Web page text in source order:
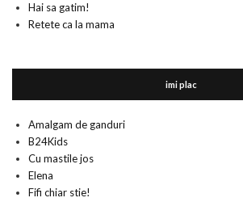
Hai sa gatim!
Retete ca la mama
imi plac
Amalgam de ganduri
B24Kids
Cu mastile jos
Elena
Fifi chiar stie!